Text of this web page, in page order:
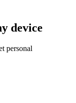
device
personal